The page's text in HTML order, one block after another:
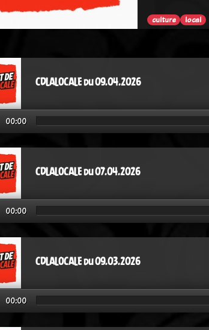
culture local
CDLALOCALE du 09.04.2026
00:00
CDLALOCALE du 07.04.2026
00:00
CDLALOCALE du 09.03.2026
00:00